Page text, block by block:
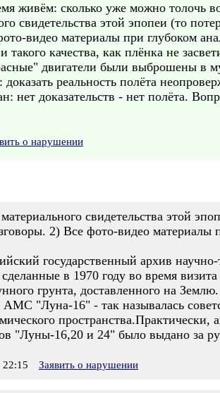
живём: сколько уже можно толочь
свидетельства этой эпопеи (то
видео материалы при глубоком
такого качества, как плёнка не
двигатели были выброшены в
доказать реальность полёта
нет доказательств - нет полёта.
о нарушении
свидетельства этой
2) Все фото-видео
государственный архив
в 1970 году во время
грунта, доставленного на
"Луна-16" - так называлась
"Луны-16,20 и 24" было выдано за
Заявить о нарушении